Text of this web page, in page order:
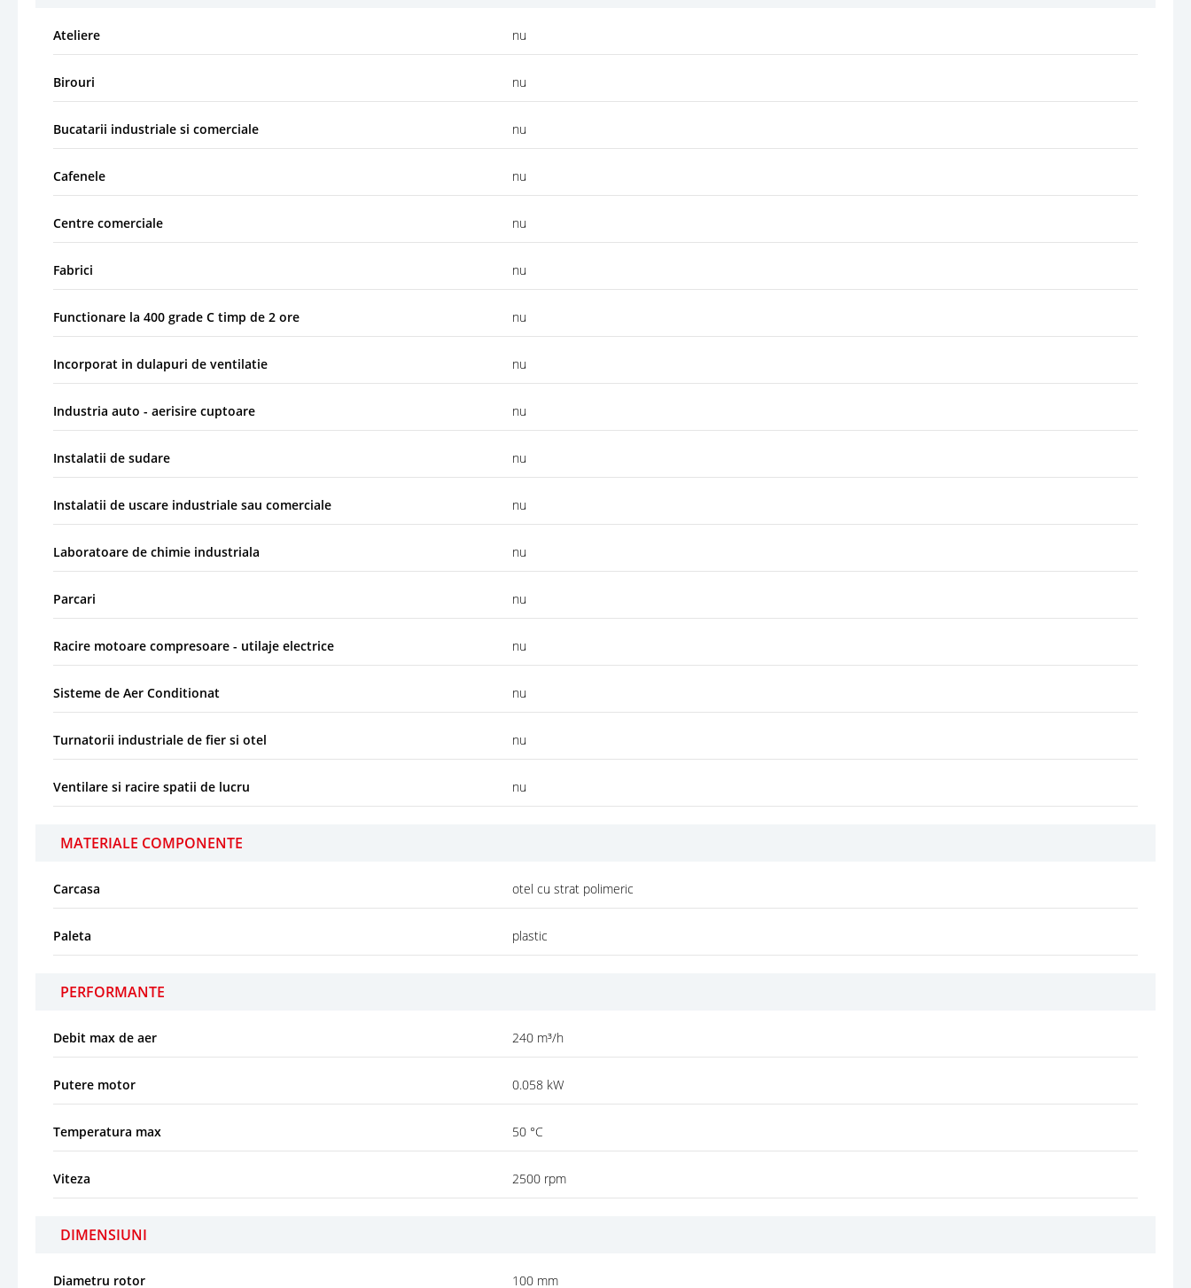
Ateliere nu
Birouri nu
Bucatarii industriale si comerciale nu
Cafenele nu
Centre comerciale nu
Fabrici nu
Functionare la 400 grade C timp de 2 ore nu
Incorporat in dulapuri de ventilatie nu
Industria auto - aerisire cuptoare nu
Instalatii de sudare nu
Instalatii de uscare industriale sau comerciale nu
Laboratoare de chimie industriala nu
Parcari nu
Racire motoare compresoare - utilaje electrice nu
Sisteme de Aer Conditionat nu
Turnatorii industriale de fier si otel nu
Ventilare si racire spatii de lucru nu
MATERIALE COMPONENTE
Carcasa otel cu strat polimeric
Paleta plastic
PERFORMANTE
Debit max de aer 240 m³/h
Putere motor 0.058 kW
Temperatura max 50 °C
Viteza 2500 rpm
DIMENSIUNI
Diametru rotor 100 mm